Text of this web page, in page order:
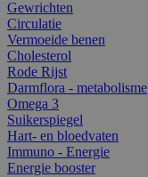
Gewrichten
Circulatie
Vermoeide benen
Cholesterol
Rode Rijst
Darmflora - metabolisme
Omega 3
Suikerspiegel
Hart- en bloedvaten
Immuno - Energie
Energie booster